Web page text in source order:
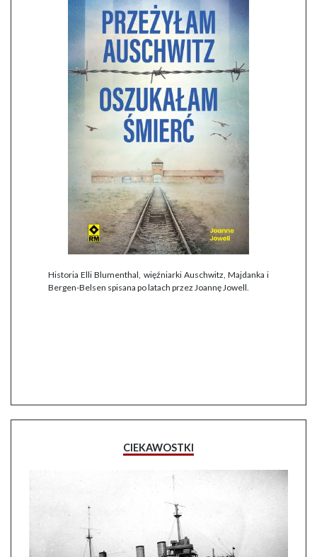
Historia Elli Blumenthal, więźniarki Auschwitz, Majdanka i
Bergen-Belsen spisana po latach przez Joannę Jowell.
CIEKAWOSTKI